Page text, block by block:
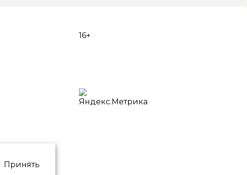
16+
Принять